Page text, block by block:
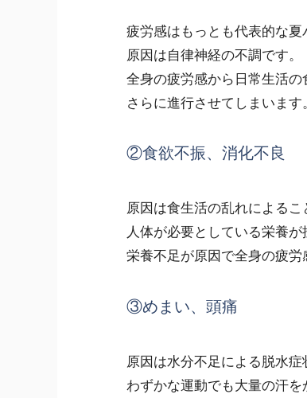
疲労感はもっとも代表的な夏
原因は自律神経の不調です。
全身の疲労感から日常生活
さらに進行させてしまいます。
②食欲不振、消化不良
原因は食生活の乱れによるこ
人体が必要としている栄養
栄養不足が原因で全身の疲労
③めまい、頭痛
原因は水分不足による脱水症
わずかな運動でも大量の汗